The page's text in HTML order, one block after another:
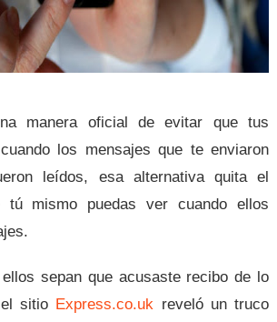
manera oficial de evitar que tus
los mensajes que te enviaron
leídos, esa alternativa quita el
tú mismo puedas ver cuando ellos
sepan que acusaste recibo de lo
sitio Express.co.uk reveló un truco